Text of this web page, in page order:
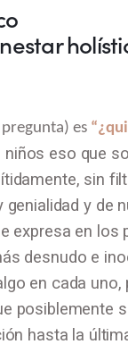
es
eso que
sin
genialidad y de
expresa en los
desnudo e
en cada uno,
posiblemente
hasta la